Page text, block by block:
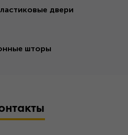
двери
шторы